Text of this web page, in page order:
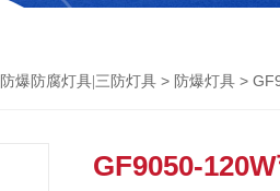
爆防腐灯具|三防灯具 > 防爆灯具 >
GF9050-